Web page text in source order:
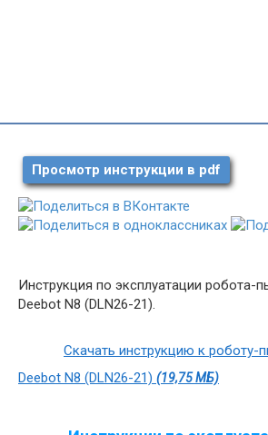
Просмотр инструкции в pdf
Инструкция по эксплуатации робота-
Deebot N8 (DLN26-21).
Скачать инструкцию к роботу-
Deebot N8 (DLN26-21) (19,75 МБ)